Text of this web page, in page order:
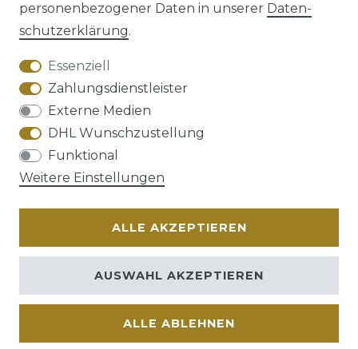
AGB Barrierefreiheitserklärung
Widerrufs­recht
© Copyright 2026 | Alle Rechte vorbehalten.
personenbezogener Daten in unserer Daten­
schutz­erklärung.
Essenziell
Zahlungsdienstleister
Externe Medien
DHL Wunschzustellung
Funktional
Weitere Einstellungen
ALLE AKZEPTIEREN
ALLE ABLEHNEN
AUSWAHL AKZEPTIEREN